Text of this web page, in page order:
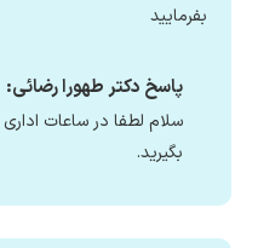
بفرمایید
پاسخ دکتر طهورا رضائی:
بگیرید.